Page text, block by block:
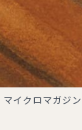
マイクロマガジ